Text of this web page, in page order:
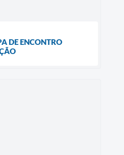
DE ENCONTRO